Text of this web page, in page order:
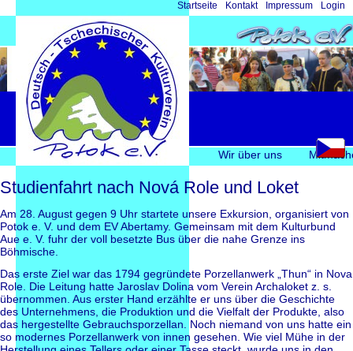
Navigation
überspringen
Wir über uns
Navigation
überspringen
Login
Impressum
Kontakt
Startseite
Studienfahrt nach Nová Role und Loket
Am 28. August gegen 9 Uhr startete unsere Exkursion, organisiert von
Potok e. V. und dem EV Abertamy. Gemeinsam mit dem Kulturbund
Aue e. V. fuhr der voll besetzte Bus über die nahe Grenze ins
Böhmische.
Das erste Ziel war das 1794 gegründete Porzellanwerk „Thun“ in Nova
Role. Die Leitung hatte Jaroslav Dolina vom Verein Archaloket z. s.
übernommen. Aus erster Hand erzählte er uns über die Geschichte
des Unternehmens, die Produktion und die Vielfalt der Produkte, also
das hergestellte Gebrauchsporzellan. Noch niemand von uns hatte ein
so modernes Porzellanwerk von innen gesehen. Wie viel Mühe in der